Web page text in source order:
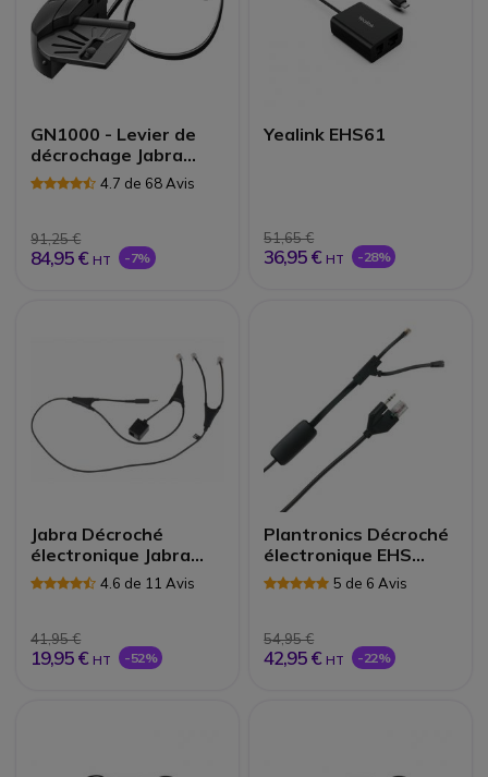
GN1000 - Levier de
décrochage Jabra
Netcom 4.7 de 68 Avis
91,25 €
84,95 € HT -7%
Yealink EHS61
51,65 €
36,95 € HT -28%
Jabra Décroché
électronique Jabra
Netcom pour Alcatel |
Accessoires
4.6 de 11 Avis
41,95 €
19,95 € HT -52%
Plantronics Décroché
électronique EHS
APP-51 | Accessoires
5 de 6 Avis
54,95 €
42,95 € HT -22%